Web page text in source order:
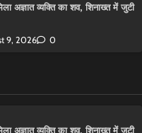
अज्ञात व्यक्ति का शव, शिनाख्त में जुटी
9, 2026 0
अज्ञात व्यक्ति का शव, शिनाख्त में जुटी